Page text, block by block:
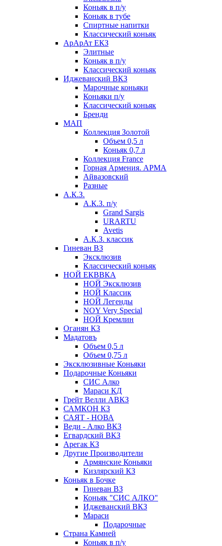
Коньяк в п/у
Коньяк в тубе
Спиртные напитки
Классический коньяк
АрАрАт ЕКЗ
Элитные
Коньяк в п/у
Классический коньяк
Иджеванский ВКЗ
Марочные коньяки
Коньяки п/у
Классический коньяк
Бренди
МАП
Коллекция Золотой
Объем 0,5 л
Коньяк 0,7 л
Коллекция France
Горная Армения. АРМА
Айвазовский
Разные
А.К.З.
А.К.З. п/у
Grand Sargis
URARTU
Avetis
А.К.З. классик
Гиневан ВЗ
Эксклюзив
Классический коньяк
НОЙ ЕКВВКА
НОЙ Эксклюзив
НОЙ Классик
НОЙ Легенды
NOY Very Speсial
НОЙ Кремлин
Оганян КЗ
Мадатовъ
Объем 0,5 л
Объем 0,75 л
Эксклюзивные Коньяки
Подарочные Коньяки
СИС Алко
Мараси КД
Грейт Велли АВКЗ
САМКОН КЗ
САЯТ - НОВА
Веди - Алко ВКЗ
Егвардский ВКЗ
Арегак КЗ
Другие Производители
Армянские Коньяки
Кизлярский КЗ
Коньяк в Бочке
Гиневан ВЗ
Коньяк "СИС АЛКО"
Иджеванский ВКЗ
Мараси
Подарочные
Страна Камней
Коньяк в п/у